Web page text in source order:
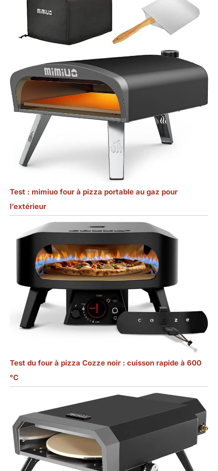
Test : mimiuo four à pizza portable au gaz pour
l’extérieur
Test du four à pizza Cozze noir : cuisson rapide à 600
°C